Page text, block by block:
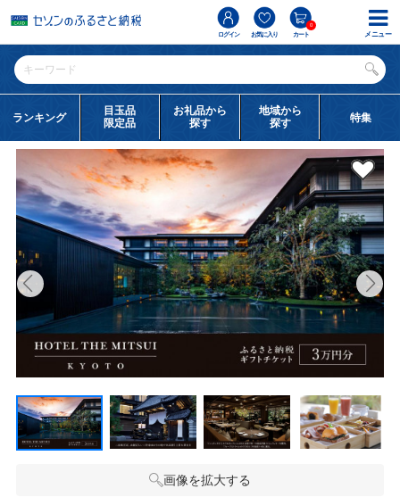
ログイン お気に入り カート
0
ランキング
目玉品
限定品
お礼品から
探す
地域から
探す
特集
画像を拡大する
メニュー